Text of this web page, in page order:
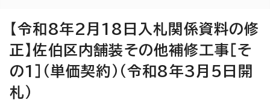
【令和8年2月18日入札関係資料の修
正】佐伯区内舗装その他補修工事［そ
の1］（単価契約）（令和8年3月5日開
札）